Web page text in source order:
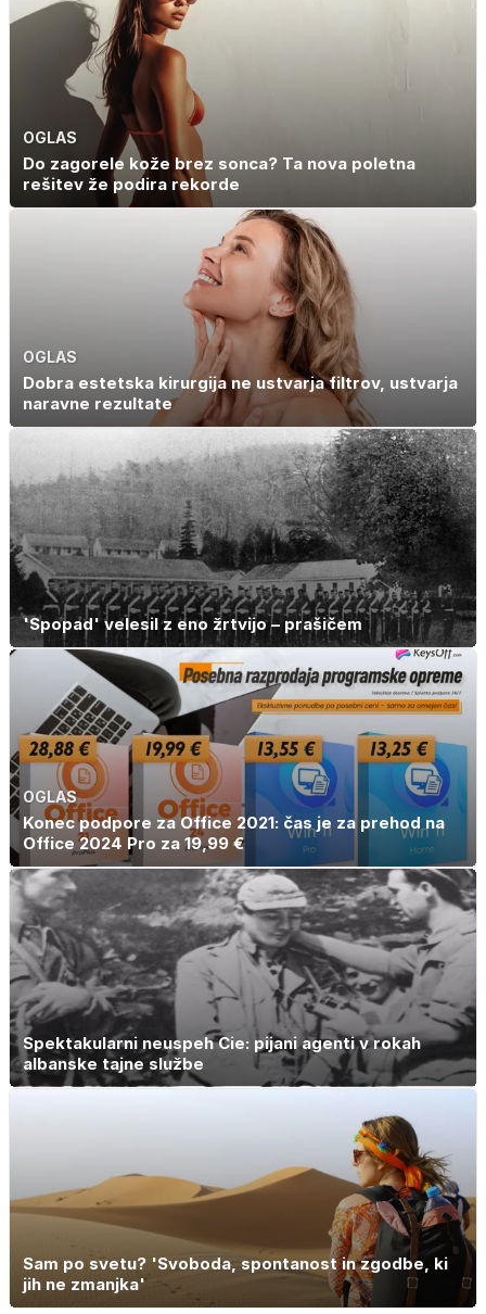
jih vsi veselijo
OGLAS
Do zagorele kože brez sonca? Ta nova poletna
rešitev že podira rekorde
OGLAS
Dobra estetska kirurgija ne ustvarja filtrov, ustvarja
naravne rezultate
'Spopad' velesil z eno žrtvijo – prašičem
OGLAS
Konec podpore za Office 2021: čas je za prehod na
Office 2024 Pro za 19,99 €
Spektakularni neuspeh Cie: pijani agenti v rokah
albanske tajne službe
Sam po svetu? 'Svoboda, spontanost in zgodbe, ki
jih ne zmanjka'